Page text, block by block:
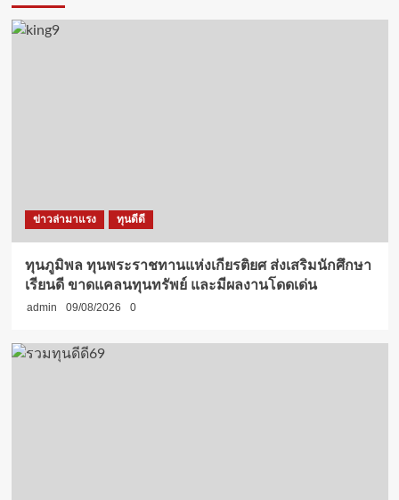
ข่าวล่ามาแรง ทุนดีดี
ทุนภูมิพล ทุนพระราชทานแห่งเกียรติยศ ส่งเสริมนักศึกษา
เรียนดี ขาดแคลนทุนทรัพย์ และมีผลงานโดดเด่น
admin 09/08/2026 0